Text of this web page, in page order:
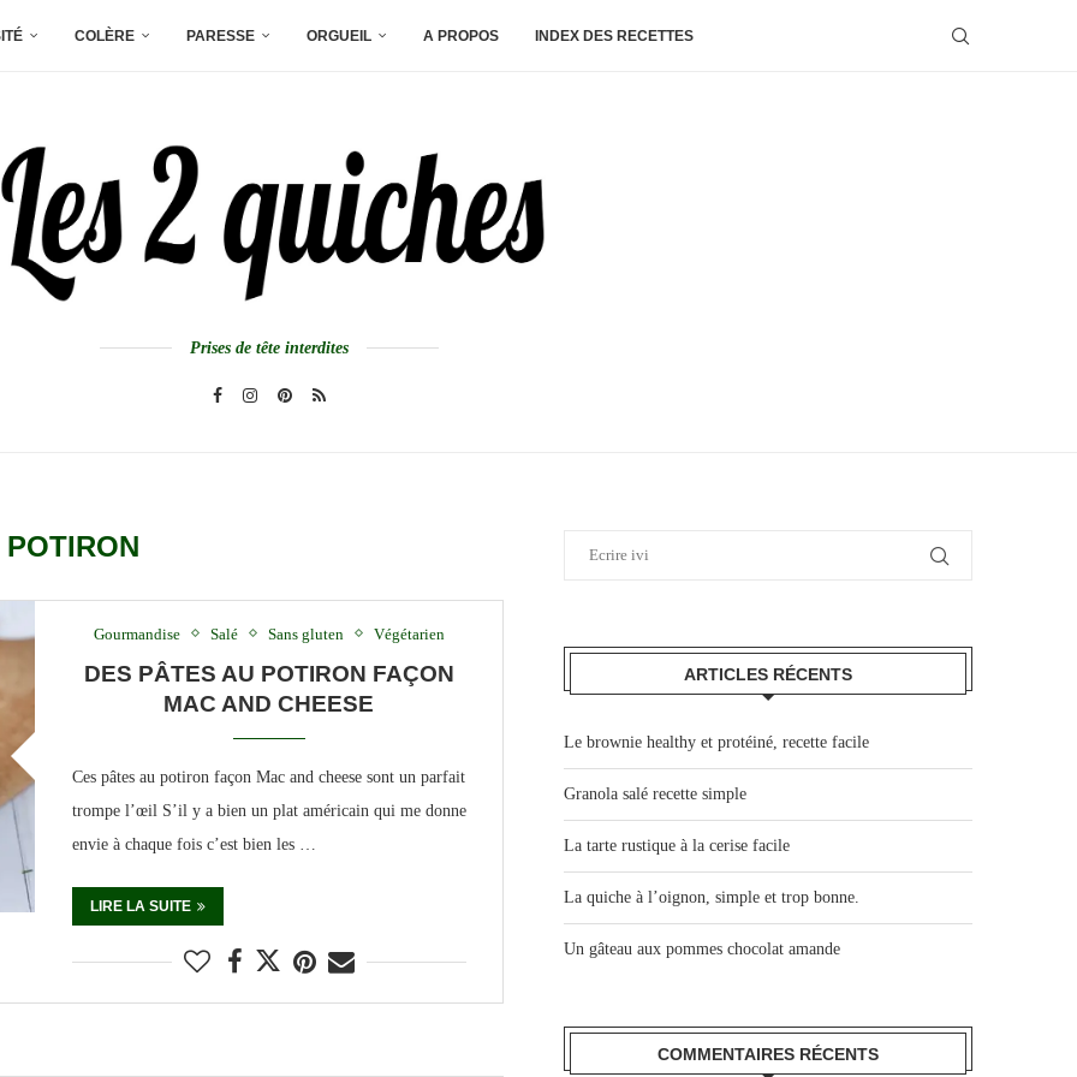
COLÈRE PARESSE ORGUEIL A PROPOS INDEX DES RECETTES
Prises de tête interdites
POTIRON
Gourmandise Salé Sans gluten Végétarien
DES PÂTES AU POTIRON FAÇON
MAC AND CHEESE
Ces pâtes au potiron façon Mac and cheese sont un parfait
trompe l’œil S’il y a bien un plat américain qui me donne
envie à chaque fois c’est bien les …
LIRE LA SUITE
ARTICLES RÉCENTS
Le brownie healthy et protéiné, recette facile
Granola salé recette simple
La tarte rustique à la cerise facile
La quiche à l’oignon, simple et trop bonne.
Un gâteau aux pommes chocolat amande
COMMENTAIRES RÉCENTS